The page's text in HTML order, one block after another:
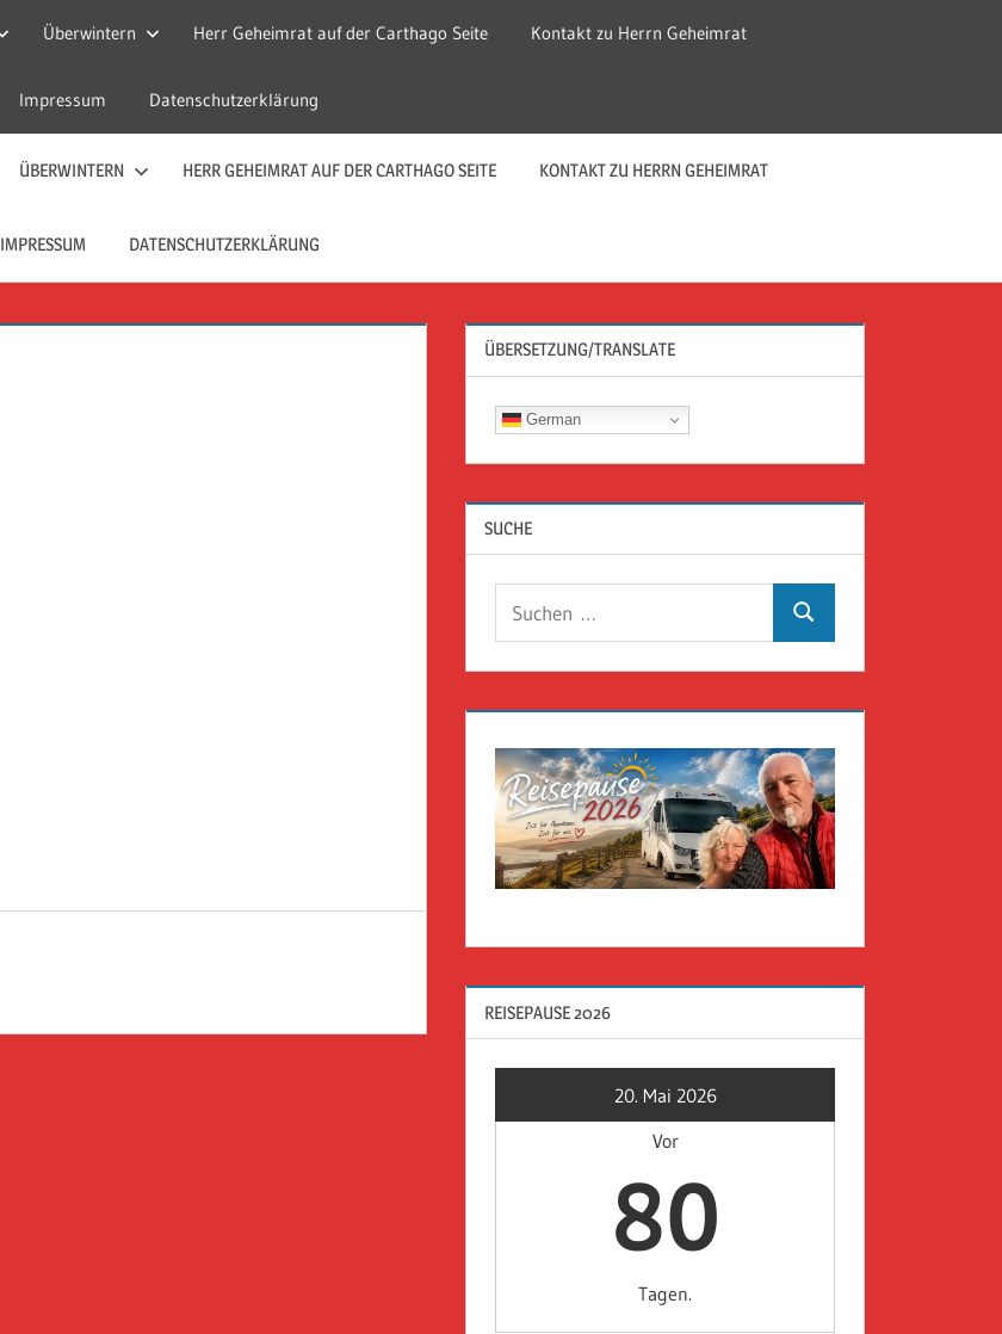
Überwintern Herr Geheimrat auf der Carthago Seite Kontakt zu Herrn Geheimrat
Impressum Datenschutzerklärung
ÜBERWINTERN HERR GEHEIMRAT AUF DER CARTHAGO SEITE KONTAKT ZU HERRN GEHEIMRAT
IMPRESSUM DATENSCHUTZERKLÄRUNG
ÜBERSETZUNG/TRANSLATE
German
SUCHE
Suchen
REISEPAUSE 2026
20. Mai 2026
Vor
80
Tagen.